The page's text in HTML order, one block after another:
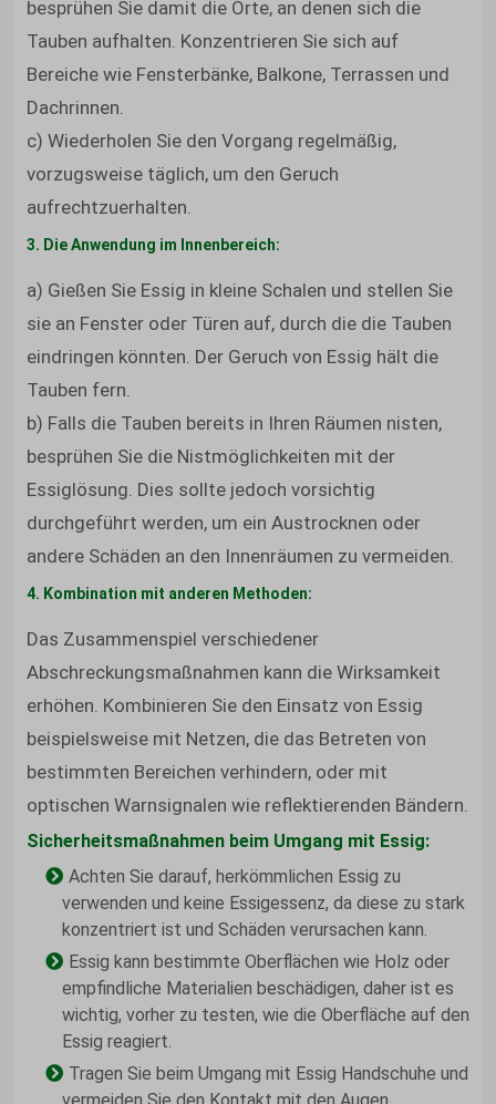
besprühen Sie damit die Orte, an denen sich die
Tauben aufhalten. Konzentrieren Sie sich auf
Bereiche wie Fensterbänke, Balkone, Terrassen und
Dachrinnen.
c) Wiederholen Sie den Vorgang regelmäßig,
vorzugsweise täglich, um den Geruch
aufrechtzuerhalten.
3. Die Anwendung im Innenbereich:
a) Gießen Sie Essig in kleine Schalen und stellen Sie
sie an Fenster oder Türen auf, durch die die Tauben
eindringen könnten. Der Geruch von Essig hält die
Tauben fern.
b) Falls die Tauben bereits in Ihren Räumen nisten,
besprühen Sie die Nistmöglichkeiten mit der
Essiglösung. Dies sollte jedoch vorsichtig
durchgeführt werden, um ein Austrocknen oder
andere Schäden an den Innenräumen zu vermeiden.
4. Kombination mit anderen Methoden:
Das Zusammenspiel verschiedener
Abschreckungsmaßnahmen kann die Wirksamkeit
erhöhen. Kombinieren Sie den Einsatz von Essig
beispielsweise mit Netzen, die das Betreten von
bestimmten Bereichen verhindern, oder mit
optischen Warnsignalen wie reflektierenden Bändern.
Sicherheitsmaßnahmen beim Umgang mit Essig:
Achten Sie darauf, herkömmlichen Essig zu
verwenden und keine Essigessenz, da diese zu stark
konzentriert ist und Schäden verursachen kann.
Essig kann bestimmte Oberflächen wie Holz oder
empfindliche Materialien beschädigen, daher ist es
wichtig, vorher zu testen, wie die Oberfläche auf den
Essig reagiert.
Tragen Sie beim Umgang mit Essig Handschuhe und